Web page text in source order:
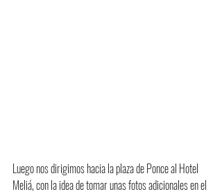
Luego nos dirigimos hacia la plaza de Ponce al Hotel
Meliá, con la idea de tomar unas fotos adicionales en el